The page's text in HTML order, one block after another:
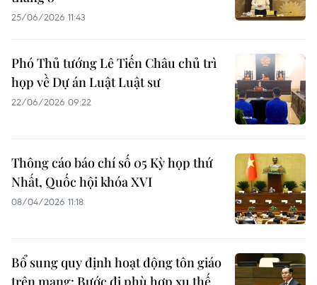
25/06/2026 11:43
Phó Thủ tướng Lê Tiến Châu chủ trì
họp về Dự án Luật Luật sư
22/06/2026 09:22
Thông cáo báo chí số 05 Kỳ họp thứ
Nhất, Quốc hội khóa XVI
08/04/2026 11:18
Bổ sung quy định hoạt động tôn giáo
trên mạng: Bước đi phù hợp xu thế